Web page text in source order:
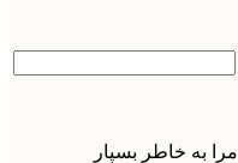
مرا به خاطر بسپار